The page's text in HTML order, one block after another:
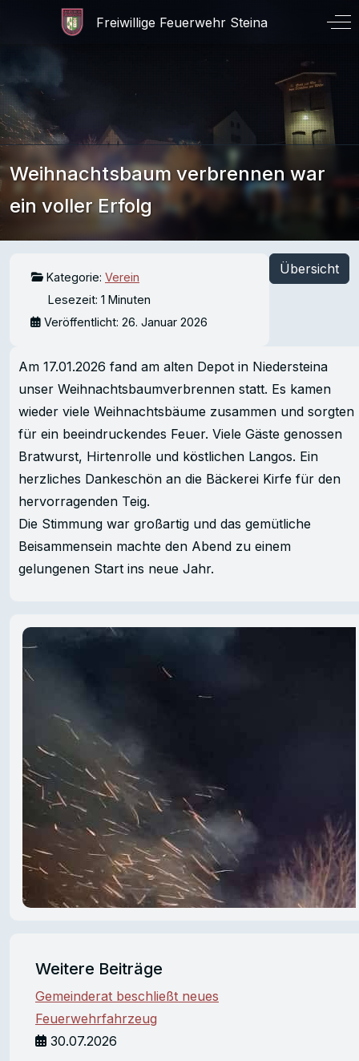
Weihnachtsbaum verbrennen war
ein voller Erfolg
Übersicht
Kategorie: Verein
Lesezeit: 1 Minuten
Veröffentlicht: 26. Januar 2026
Am 17.01.2026 fand am alten Depot in Niedersteina
unser Weihnachtsbaumverbrennen statt. Es kamen
wieder viele Weihnachtsbäume zusammen und sorgten
für ein beeindruckendes Feuer. Viele Gäste genossen
Bratwurst, Hirtenrolle und köstlichen Langos. Ein
herzliches Dankeschön an die Bäckerei Kirfe für den
hervorragenden Teig.
Die Stimmung war großartig und das gemütliche
Beisammensein machte den Abend zu einem
gelungenen Start ins neue Jahr.
Weitere Beiträge
Gemeinderat beschließt neues
Feuerwehrfahrzeug
30.07.2026